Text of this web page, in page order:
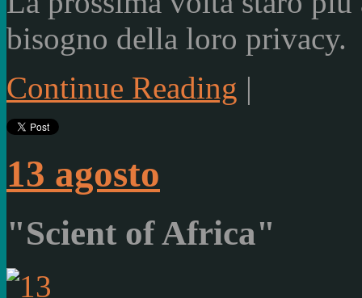
bisogno della loro privacy.
Continue Reading |
13 agosto
"Scient of Africa"